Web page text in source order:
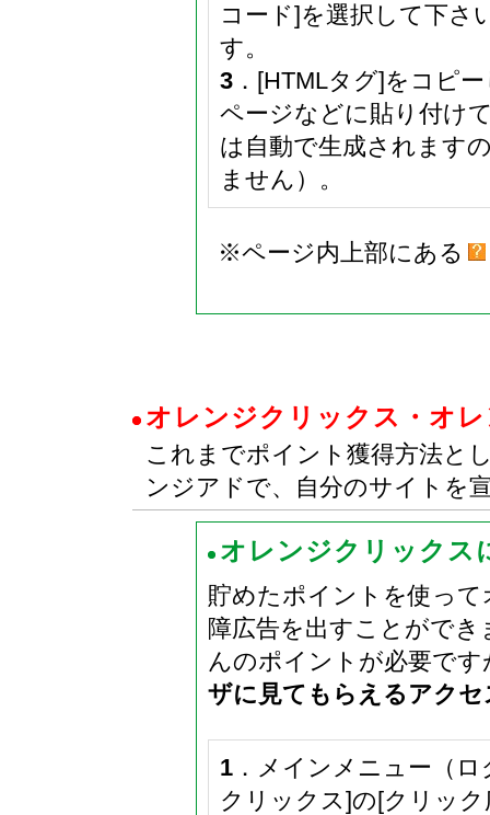
コード]を選択して下さ
す。
3 ．[HTMLタグ]をコピ
ページなどに貼り付け
は自動で生成されます
ません）。
※ページ内上部にある
オレンジクリックス・オ
これまでポイント獲得方法と
ンジアドで、自分のサイトを
オレンジクリックス
貯めたポイントを使っ
障広告を出すことがで
んのポイントが必要で
ザに見てもらえるアクセ
1 ．メインメニュー（
クリックス]の[クリッ